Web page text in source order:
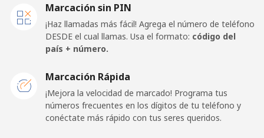
Marcación sin PIN
¡Haz llamadas más fácil! Agrega el número de teléfono
DESDE el cual llamas. Usa el formato: código del
país + número.
Marcación Rápida
¡Mejora la velocidad de marcado! Programa tus
números frecuentes en los dígitos de tu teléfono y
conéctate más rápido con tus seres queridos.